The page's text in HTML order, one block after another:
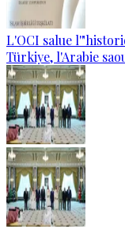
L'OCI salue
Türkiye, l'Arabie